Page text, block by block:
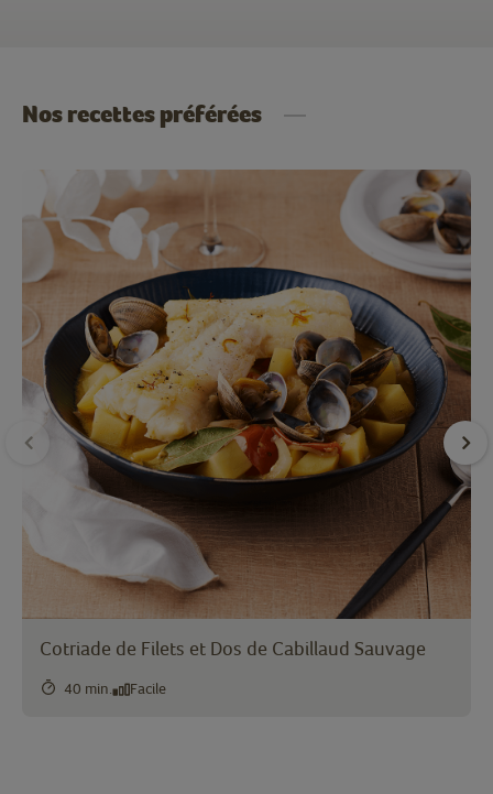
Nos recettes préférées
Cotriade de Filets et Dos de Cabillaud Sauvage
40 min. Facile